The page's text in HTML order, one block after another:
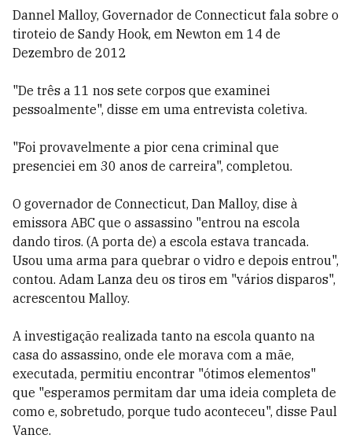
Dannel Malloy, Governador de Connecticut fala sobre o
tiroteio de Sandy Hook, em Newton em 14 de
Dezembro de 2012
"De três a 11 nos sete corpos que examinei
pessoalmente", disse em uma entrevista coletiva.
"Foi provavelmente a pior cena criminal que
presenciei em 30 anos de carreira", completou.
O governador de Connecticut, Dan Malloy, dise à
emissora ABC que o assassino "entrou na escola
dando tiros. (A porta de) a escola estava trancada.
Usou uma arma para quebrar o vidro e depois entrou",
contou. Adam Lanza deu os tiros em "vários disparos",
acrescentou Malloy.
A investigação realizada tanto na escola quanto na
casa do assassino, onde ele morava com a mãe,
executada, permitiu encontrar "ótimos elementos"
que "esperamos permitam dar uma ideia completa de
como e, sobretudo, porque tudo aconteceu", disse Paul
Vance.